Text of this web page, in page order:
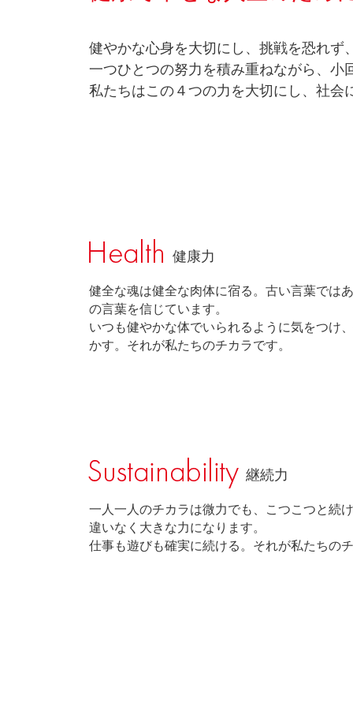
健やかな心身を大切にし、挑戦を恐れず
一つひとつの努力を積み重ねながら、小
私たちはこの４つの力を大切にし、社会
健康力
健全な魂は健全な肉体に宿る。古い言葉では
の言葉を信じています。
いつも健やかな体でいられるように気をつけ
かす。それが私たちのチカラです。
継続力
一人一人のチカラは微力でも、こつこつと続
違いなく大きな力になります。
仕事も遊びも確実に続ける。それが私たちのチ